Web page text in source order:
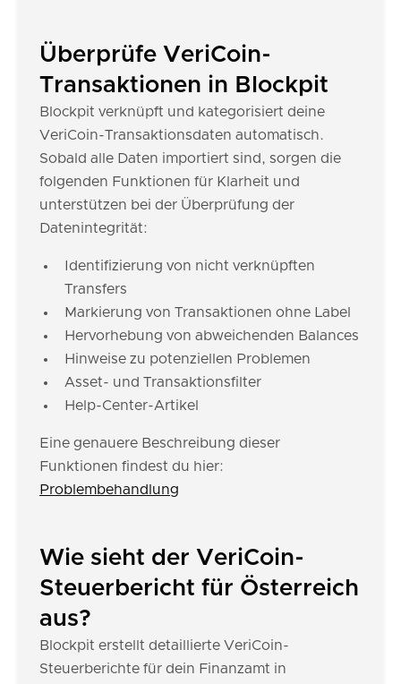
Überprüfe VeriCoin-
Transaktionen in Blockpit
Blockpit verknüpft und kategorisiert deine
VeriCoin-Transaktionsdaten automatisch.
Sobald alle Daten importiert sind, sorgen die
folgenden Funktionen für Klarheit und
unterstützen bei der Überprüfung der
Datenintegrität:
Identifizierung von nicht verknüpften
Transfers
Markierung von Transaktionen ohne Label
Hervorhebung von abweichenden Balances
Hinweise zu potenziellen Problemen
Asset- und Transaktionsfilter
Help-Center-Artikel
Eine genauere Beschreibung dieser
Funktionen findest du hier:
Problembehandlung
Wie sieht der VeriCoin-
Steuerbericht für Österreich
aus?
Blockpit erstellt detaillierte VeriCoin-
Steuerberichte für dein Finanzamt in